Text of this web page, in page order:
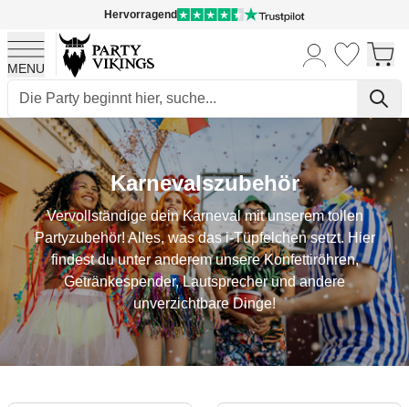
Hervorragend
MENU
Skip to Content
Karnevalszubehör
Vervollständige dein Karneval mit unserem tollen
Partyzubehör! Alles, was das i-Tüpfelchen setzt. Hier
findest du unter anderem unsere Konfettiröhren,
Getränkespender, Lautsprecher und andere
unverzichtbare Dinge!